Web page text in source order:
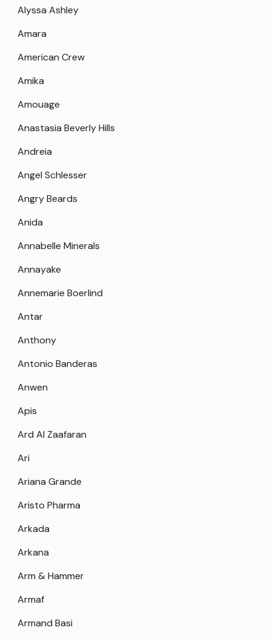
Alyssa Ashley
Amara
American Crew
Amika
Amouage
Anastasia Beverly Hills
Andreia
Angel Schlesser
Angry Beards
Anida
Annabelle Minerals
Annayake
Annemarie Boerlind
Antar
Anthony
Antonio Banderas
Anwen
Apis
Ard Al Zaafaran
Ari
Ariana Grande
Aristo Pharma
Arkada
Arkana
Arm & Hammer
Armaf
Armand Basi